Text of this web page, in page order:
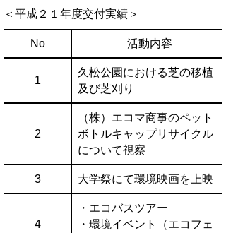
＜平成２１年度交付実績＞
No 活動内容
1
久松公園における芝の移植
及び芝刈り
2
（株）エコマ商事のペット
ボトルキャップリサイクル
について視察
3 大学祭にて環境映画を上映
4
・エコバスツアー
・環境イベント（エコフェ